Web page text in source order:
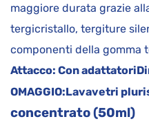
maggiore durata grazie
tergicristallo, tergiture
componenti della gomma
Attacco: Con adattatori
OMAGGIO:Lavavetri
concentrato (50ml)